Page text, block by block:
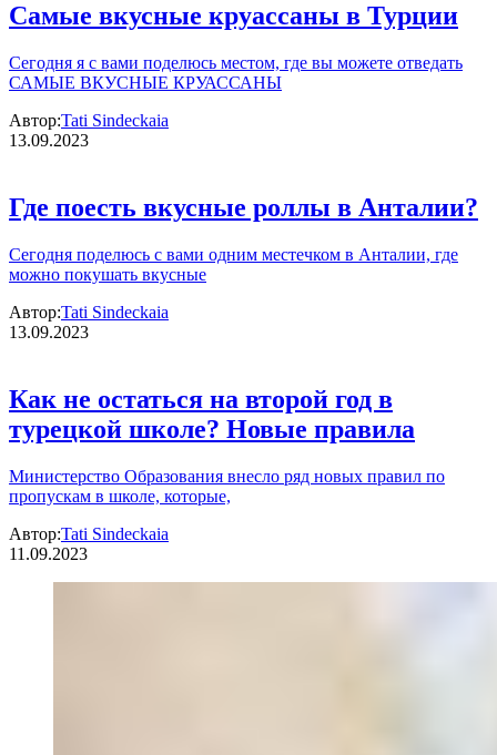
Самые вкусные круассаны в Турции
Сегодня я с вами поделюсь местом, где вы можете отведать
САМЫЕ ВКУСНЫЕ КРУАССАНЫ
Автор:Tati Sindeckaia
13.09.2023
Где поесть вкусные роллы в Анталии?
Сегодня поделюсь с вами одним местечком в Анталии, где
можно покушать вкусные
Автор:Tati Sindeckaia
13.09.2023
Как не остаться на второй год в
турецкой школе? Новые правила
Министерство Образования внесло ряд новых правил по
пропускам в школе, которые,
Автор:Tati Sindeckaia
11.09.2023